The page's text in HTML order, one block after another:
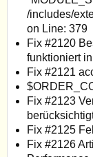
/includes/
on Line: 379
Fix #2120
funktioniert
Fix #2121
Fix #2123
Fix #2125
Fix #2126